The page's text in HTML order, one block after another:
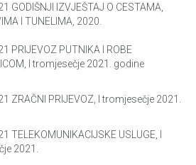
GODIŠNJI IZVJEŠTAJ O CESTAMA,
I TUNELIMA, 2020.
PRIJEVOZ PUTNIKA I ROBE
I tromjesečje 2021. godine
ZRAČNI PRIJEVOZ, I tromjesečje 2021.
TELEKOMUNIKACIJSKE USLUGE, I
2021.